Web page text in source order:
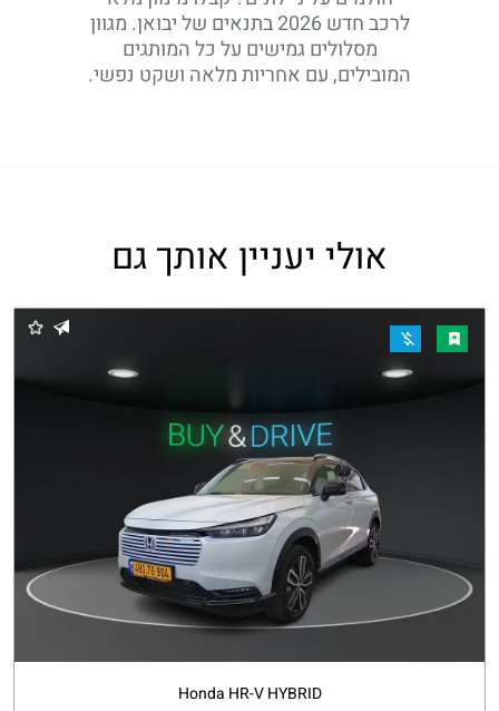
לרכב חדש 2026 בתנאים של יבואן. מגוון
מסלולים גמישים על כל המותגים
המובילים, עם אחריות מלאה ושקט נפשי.
אולי יעניין אותך גם
Honda HR-V HYBRID